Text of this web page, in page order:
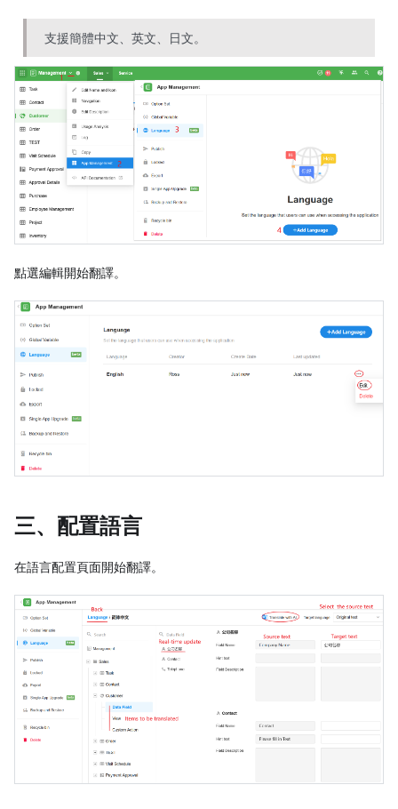
支援簡體中文、英文、日文。
點選編輯開始翻譯。
三、配置語言
在語言配置頁面開始翻譯。